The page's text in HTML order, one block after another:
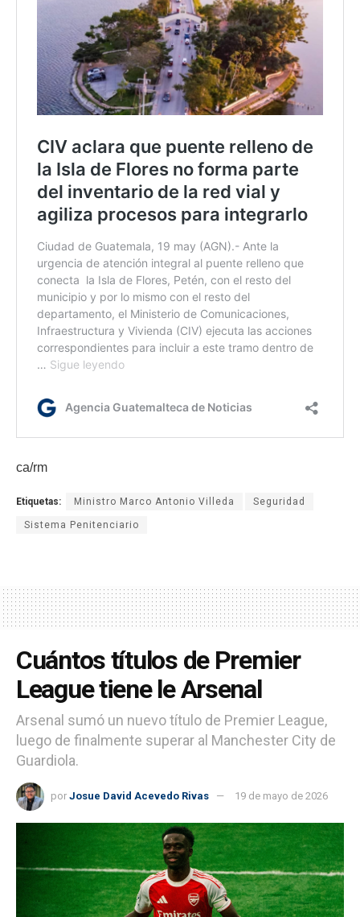
ca/rm
Etiquetas: Ministro Marco Antonio Villeda Seguridad
Sistema Penitenciario
Cuántos títulos de Premier
League tiene le Arsenal
Arsenal sumó un nuevo título de Premier League,
luego de finalmente superar al Manchester City de
Guardiola.
por Josue David Acevedo Rivas 19 de mayo de 2026